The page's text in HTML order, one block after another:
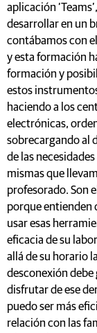
aplicación
desarrollar en un
contábamos con
y esta formación
formación y
estos
haciendo a los
electrónicas,
sobrecargando al
de las
mismas que
profesorado. Son
porque entienden
usar esas
eficacia de su
allá de su horario
desconexión debe
disfrutar de ese
puedo ser más
relación con las